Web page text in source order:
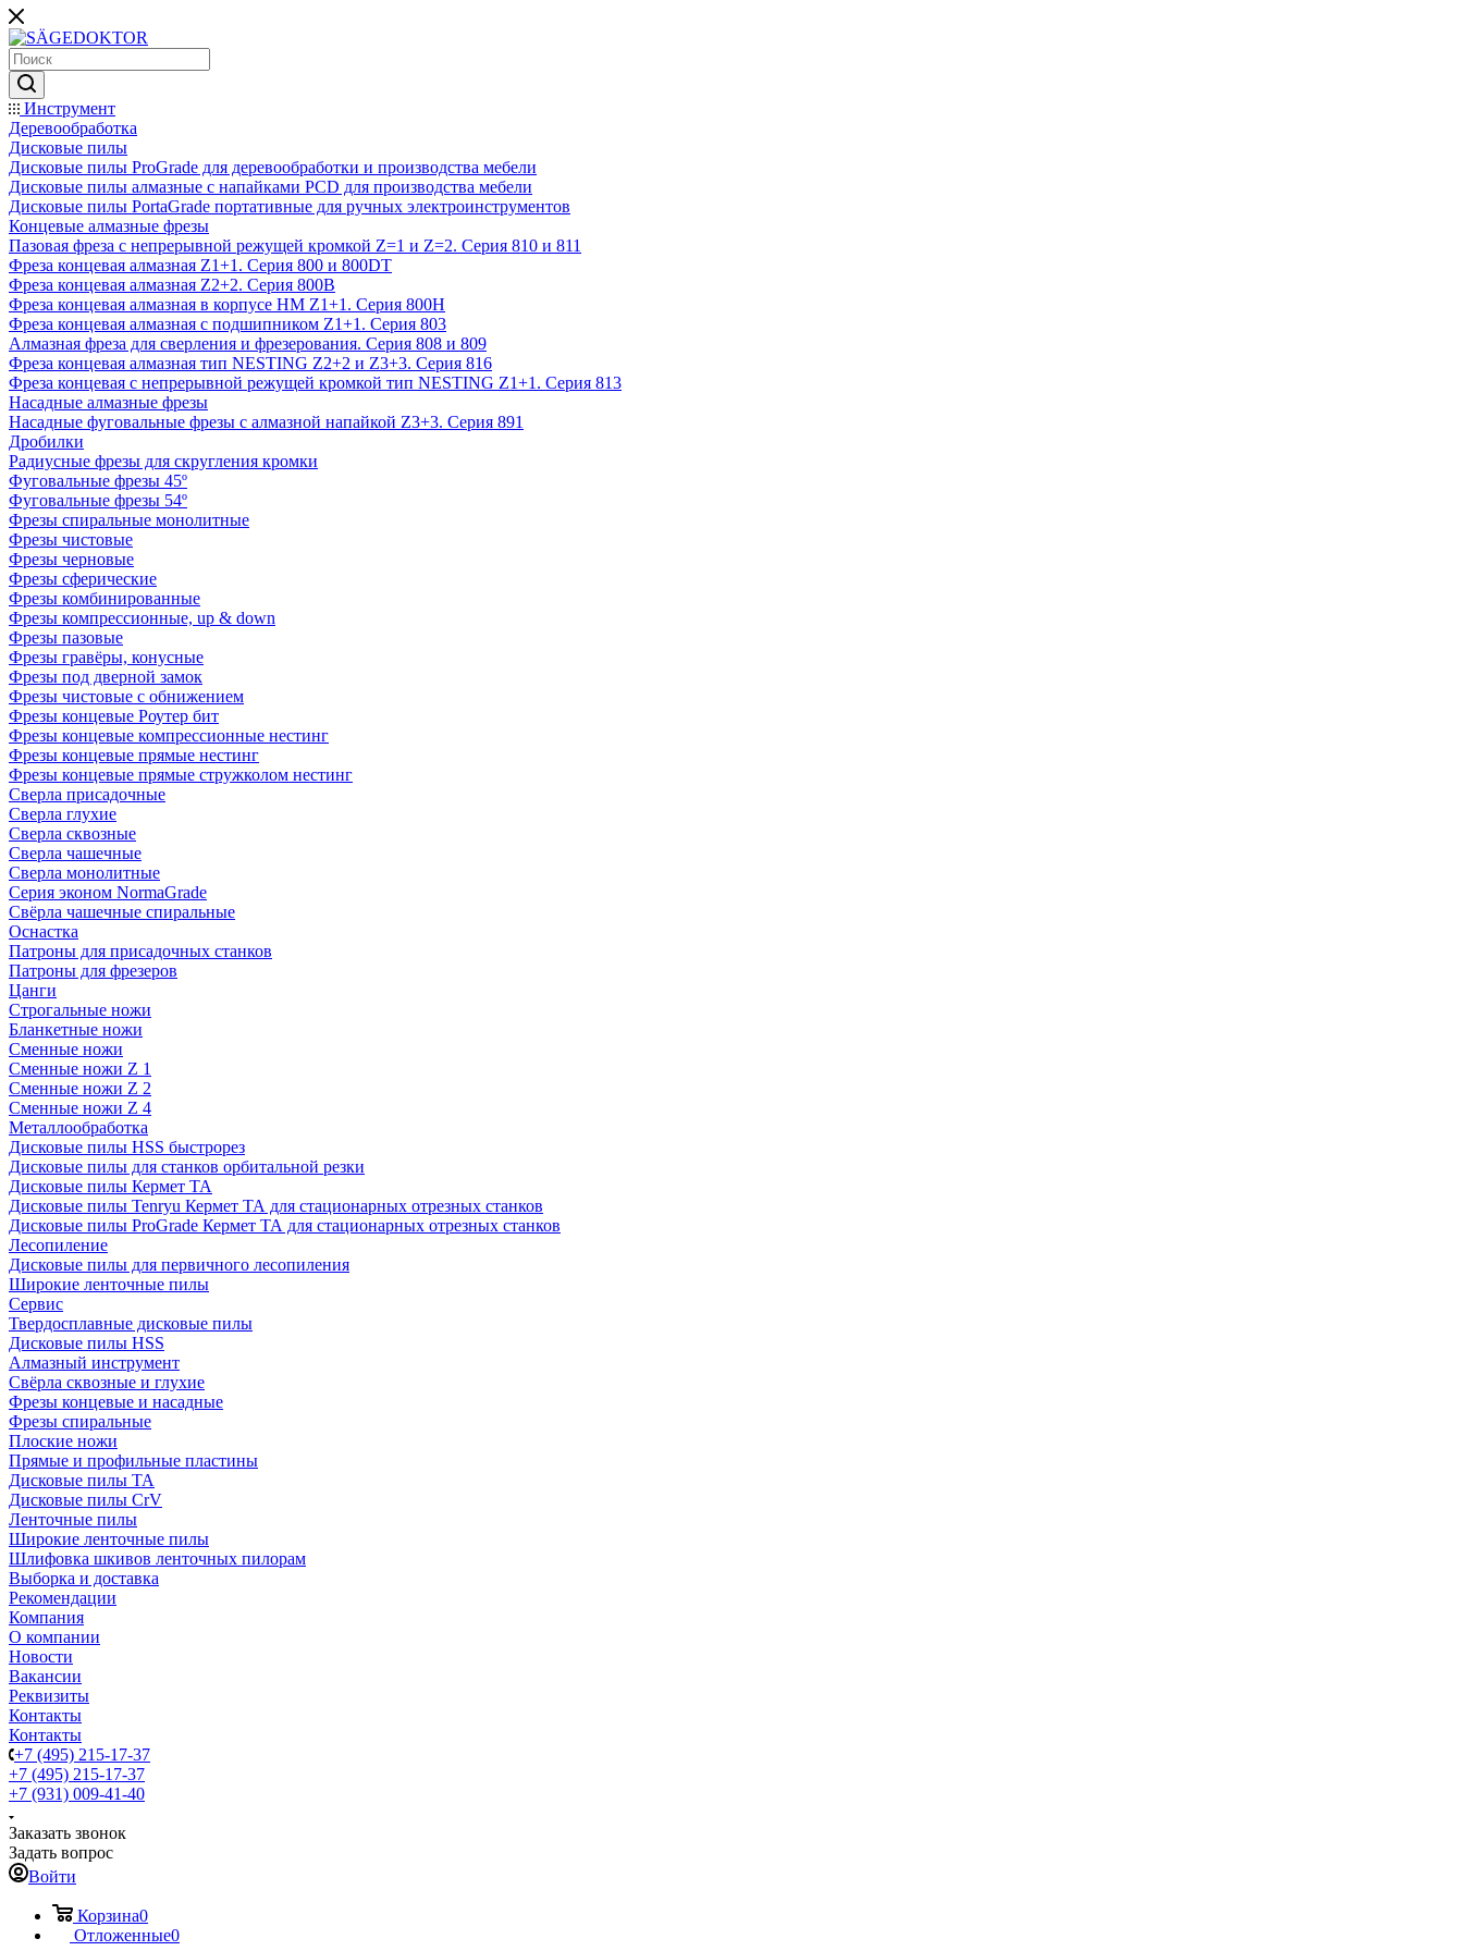
Инструмент
Деревообработка
Дисковые пилы
Дисковые пилы ProGrade для деревообработки и производства мебели
Дисковые пилы алмазные с напайками PCD для производства мебели
Дисковые пилы PortaGrade портативные для ручных электроинструментов
Концевые алмазные фрезы
Пазовая фреза с непрерывной режущей кромкой Z=1 и Z=2. Серия 810 и 811
Фреза концевая алмазная Z1+1. Серия 800 и 800DT
Фреза концевая алмазная Z2+2. Серия 800B
Фреза концевая алмазная в корпусе НМ Z1+1. Серия 800H
Фреза концевая алмазная с подшипником Z1+1. Серия 803
Алмазная фреза для сверления и фрезерования. Серия 808 и 809
Фреза концевая алмазная тип NESTING Z2+2 и Z3+3. Серия 816
Фреза концевая с непрерывной режущей кромкой тип NESTING Z1+1. Серия 813
Насадные алмазные фрезы
Насадные фуговальные фрезы с алмазной напайкой Z3+3. Серия 891
Дробилки
Радиусные фрезы для скругления кромки
Фуговальные фрезы 45º
Фуговальные фрезы 54º
Фрезы спиральные монолитные
Фрезы чистовые
Фрезы черновые
Фрезы сферические
Фрезы комбинированные
Фрезы компрессионные, up & down
Фрезы пазовые
Фрезы гравёры, конусные
Фрезы под дверной замок
Фрезы чистовые с обнижением
Фрезы концевые Роутер бит
Фрезы концевые компрессионные нестинг
Фрезы концевые прямые нестинг
Фрезы концевые прямые стружколом нестинг
Сверла присадочные
Сверла глухие
Сверла сквозные
Сверла чашечные
Сверла монолитные
Серия эконом NormaGrade
Свёрла чашечные спиральные
Оснастка
Патроны для присадочных станков
Патроны для фрезеров
Цанги
Строгальные ножи
Бланкетные ножи
Сменные ножи
Сменные ножи Z 1
Сменные ножи Z 2
Сменные ножи Z 4
Металлообработка
Дисковые пилы HSS быстрорез
Дисковые пилы для станков орбитальной резки
Дисковые пилы Кермет ТА
Дисковые пилы Tenryu Кермет ТА для стационарных отрезных станков
Дисковые пилы ProGrade Кермет ТА для стационарных отрезных станков
Лесопиление
Дисковые пилы для первичного лесопиления
Широкие ленточные пилы
Сервис
Твердосплавные дисковые пилы
Дисковые пилы HSS
Алмазный инструмент
Свёрла сквозные и глухие
Фрезы концевые и насадные
Фрезы спиральные
Плоские ножи
Прямые и профильные пластины
Дисковые пилы TA
Дисковые пилы CrV
Ленточные пилы
Широкие ленточные пилы
Шлифовка шкивов ленточных пилорам
Выборка и доставка
Рекомендации
Компания
О компании
Новости
Вакансии
Реквизиты
Контакты
Контакты
+7 (495) 215-17-37
+7 (495) 215-17-37
+7 (931) 009-41-40
Заказать звонок
Задать вопрос
Войти
Корзина0
Отложенные0